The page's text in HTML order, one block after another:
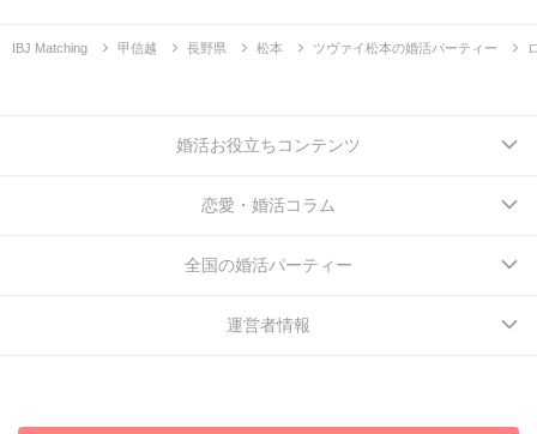
IBJ Matching 甲信越 長野県 松本 ツヴァイ松本の婚活パーティー
婚活お役立ちコンテンツ
恋愛・婚活コラム
全国の婚活パーティー
運営者情報